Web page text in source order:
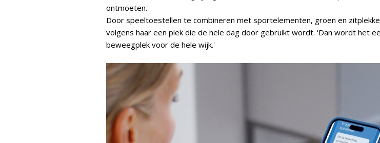
ontmoeten.'
Door speeltoestellen te combineren met sportelementen, groen en
volgens haar een plek die de hele dag door gebruikt wordt. 'Dan wordt het
beweegplek voor de hele wijk.'